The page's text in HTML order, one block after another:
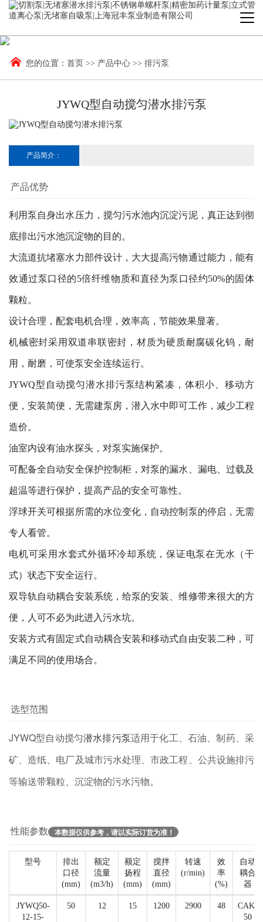
您的位置： 首页 >> 产品中心 >> 排污泵
JYWQ型自动搅匀潜水排污泵
产品简介：
产品优势
利用泵自身出水压力，搅匀污水池内沉淀污泥，真正达到彻
底排出污水池沉淀物的目的。
大流道抗堵塞水力部件设计，大大提高污物通过能力，能有
效通过泵口径的5倍纤维物质和直径为泵口径约50%的固体
颗粒。
设计合理，配套电机合理，效率高，节能效果显著。
机械密封采用双道串联密封，材质为硬质耐腐碳化钨，耐
用，耐磨，可使泵安全连续运行。
JYWQ型自动搅匀潜水排污泵结构紧凑，体积小、移动方
便，安装简便，无需建泵房，潜入水中即可工作，减少工程
造价。
油室内设有油水探头，对泵实施保护。
可配备全自动安全保护控制柜，对泵的漏水、漏电、过载及
超温等进行保护，提高产品的安全可靠性。
浮球开关可根据所需的水位变化，自动控制泵的停启，无需
专人看管。
电机可采用水套式外循环冷却系统，保证电泵在无水（干
式）状态下安全运行。
双导轨自动耦合安装系统，给泵的安装、维修带来很大的方
便，人可不必为此进入污水坑。
安装方式有固定式自动耦合安装和移动式自由安装二种，可
满足不同的使用场合。
选型范围
JYWQ型自动搅匀潜水排污泵适用于化工、石油、制药、采
矿、造纸、电厂及城市污水处理、市政工程、公共设施排污
等输送带颗粒、沉淀物的污水污物。
性能参数 本数据仅供参考，请以实际订货为准！
型号
排出
口径
(mm)
额定
流量
(m3/h)
额定
扬程
(mm)
搅拌
直径
(mm)
转速
(r/min)
效
率
(%)
自动
耦合
器
JYWQ50-
12-15-
50 12 15 1200 2900 48
CAK-
50